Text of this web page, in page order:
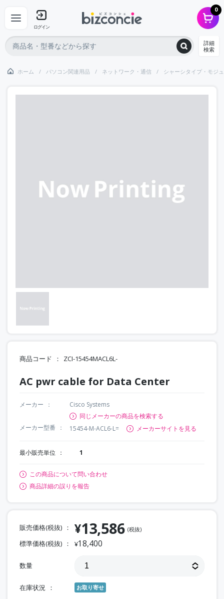
ログイン
0
詳細
検索
ホーム パソコン関連用品 ネットワーク・通信 シャーシタイプ・モジ
商品コード ZCI-15454MACL6L-
AC pwr cable for Data Center
メーカー
Cisco Systems
同じメーカーの商品を検索する
メーカー型番
15454-M-ACL6-L= メーカーサイトを見る
最小販売単位 1
この商品について問い合わせ
商品詳細の誤りを報告
販売価格(税抜) ¥13,586 (税抜)
標準価格(税抜) ¥18,400
数量
在庫状況 お取り寄せ